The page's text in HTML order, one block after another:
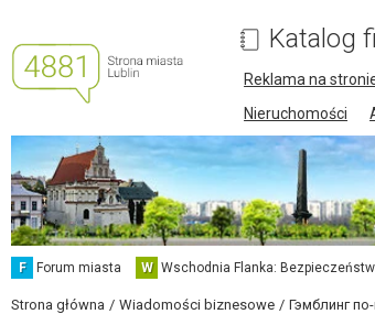
Katalog
Reklama na
Nieruchomości
F Forum miasta W Wschodnia Flanka:
Strona główna Wiadomości biznesowe Гэмблинг